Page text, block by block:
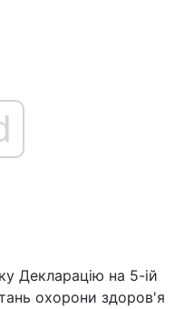
Декларацію на 5-ій
охорони здоров'я